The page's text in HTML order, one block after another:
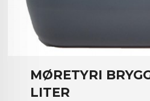
MØRETYRI
LITER